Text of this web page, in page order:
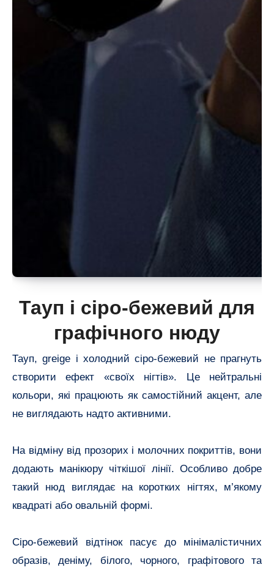
Тауп і сіро-бежевий для
графічного нюду
Тауп, greige і холодний сіро-бежевий не прагнуть
створити ефект «своїх нігтів». Це нейтральні
кольори, які працюють як самостійний акцент, але
не виглядають надто активними.
На відміну від прозорих і молочних покриттів, вони
додають манікюру чіткішої лінії. Особливо добре
такий нюд виглядає на коротких нігтях, м’якому
квадраті або овальній формі.
Сіро-бежевий відтінок пасує до мінімалістичних
образів, деніму, білого, чорного, графітового та